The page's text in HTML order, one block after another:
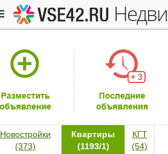
+ 3
Новостройки
(373)
Квартиры
(1193/1)
КГТ
(54)